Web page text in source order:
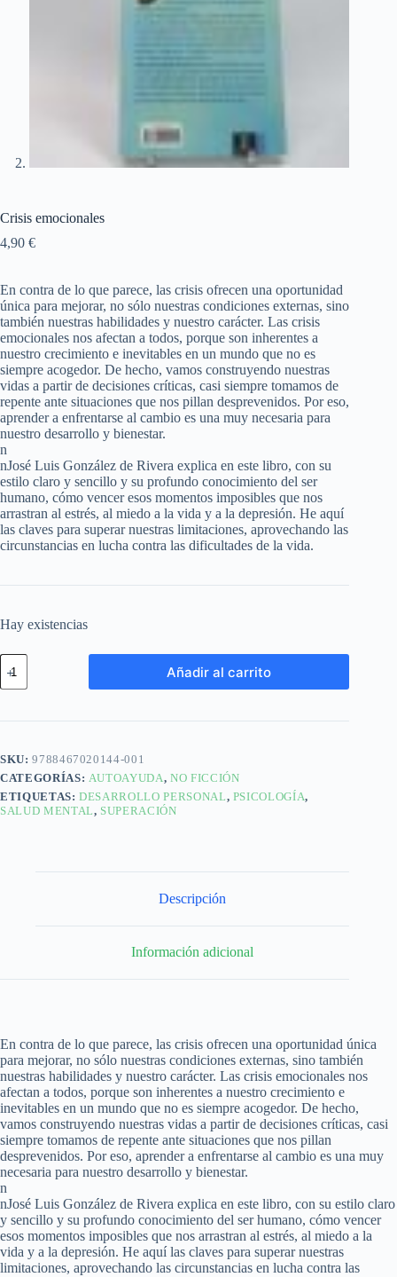
Crisis emocionales
4,90 €
En contra de lo que parece, las crisis ofrecen una oportunidad
única para mejorar, no sólo nuestras condiciones externas, sino
también nuestras habilidades y nuestro carácter. Las crisis
emocionales nos afectan a todos, porque son inherentes a
nuestro crecimiento e inevitables en un mundo que no es
siempre acogedor. De hecho, vamos construyendo nuestras
vidas a partir de decisiones críticas, casi siempre tomamos de
repente ante situaciones que nos pillan desprevenidos. Por eso,
aprender a enfrentarse al cambio es una muy necesaria para
nuestro desarrollo y bienestar.
n
nJosé Luis González de Rivera explica en este libro, con su
estilo claro y sencillo y su profundo conocimiento del ser
humano, cómo vencer esos momentos imposibles que nos
arrastran al estrés, al miedo a la vida y a la depresión. He aquí
las claves para superar nuestras limitaciones, aprovechando las
circunstancias en lucha contra las dificultades de la vida.
Hay existencias
Añadir al carrito
SKU:9788467020144-001
CATEGORÍAS: AUTOAYUDA, NO FICCIÓN
ETIQUETAS:DESARROLLO PERSONAL, PSICOLOGÍA,
SALUD MENTAL, SUPERACIÓN
Descripción
Información adicional
En contra de lo que parece, las crisis ofrecen una oportunidad única
para mejorar, no sólo nuestras condiciones externas, sino también
nuestras habilidades y nuestro carácter. Las crisis emocionales nos
afectan a todos, porque son inherentes a nuestro crecimiento e
inevitables en un mundo que no es siempre acogedor. De hecho,
vamos construyendo nuestras vidas a partir de decisiones críticas, casi
siempre tomamos de repente ante situaciones que nos pillan
desprevenidos. Por eso, aprender a enfrentarse al cambio es una muy
necesaria para nuestro desarrollo y bienestar.
n
nJosé Luis González de Rivera explica en este libro, con su estilo claro
y sencillo y su profundo conocimiento del ser humano, cómo vencer
esos momentos imposibles que nos arrastran al estrés, al miedo a la
vida y a la depresión. He aquí las claves para superar nuestras
limitaciones, aprovechando las circunstancias en lucha contra las